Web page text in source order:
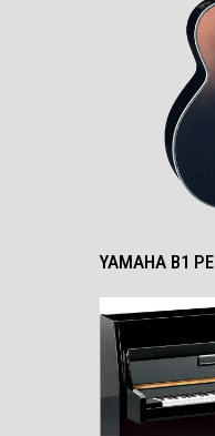
YAMAHA B1 PE